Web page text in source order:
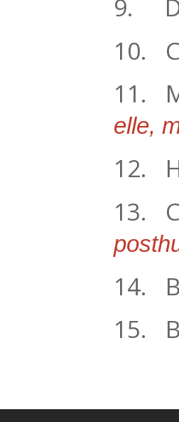
9.
10.
11.
elle,
12.
13.
14.
15.